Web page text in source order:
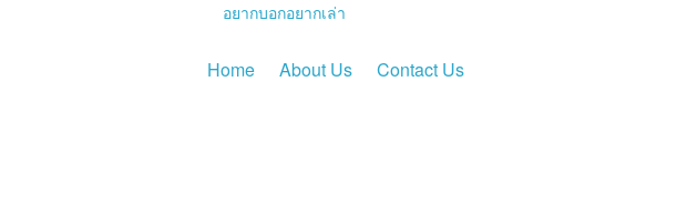
อยากบอกอยากเล่า
Home About Us Contact Us